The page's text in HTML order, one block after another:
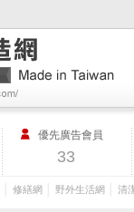
優先廣告會員
33
修繕網 野外生活網 清